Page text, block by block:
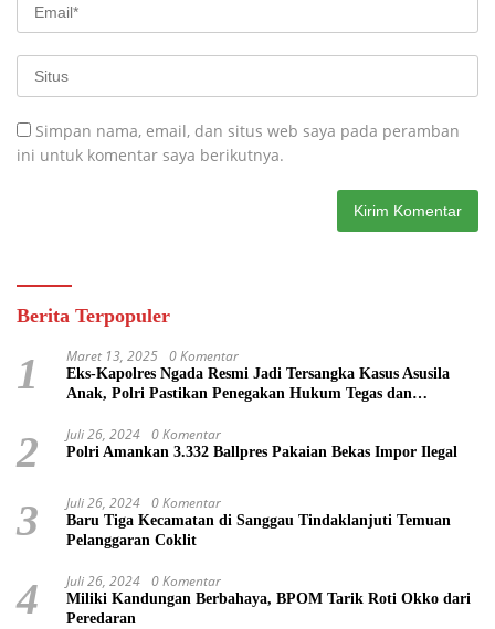
Simpan nama, email, dan situs web saya pada peramban
ini untuk komentar saya berikutnya.
Berita Terpopuler
1 Maret 13, 2025 0 Komentar
Eks-Kapolres Ngada Resmi Jadi Tersangka Kasus Asusila
Anak, Polri Pastikan Penegakan Hukum Tegas dan
2 Juli 26, 2024 0 Komentar
Polri Amankan 3.332 Ballpres Pakaian Bekas Impor Ilegal
3 Juli 26, 2024 0 Komentar
Baru Tiga Kecamatan di Sanggau Tindaklanjuti Temuan
Pelanggaran Coklit
4 Juli 26, 2024 0 Komentar
Miliki Kandungan Berbahaya, BPOM Tarik Roti Okko dari
Peredaran